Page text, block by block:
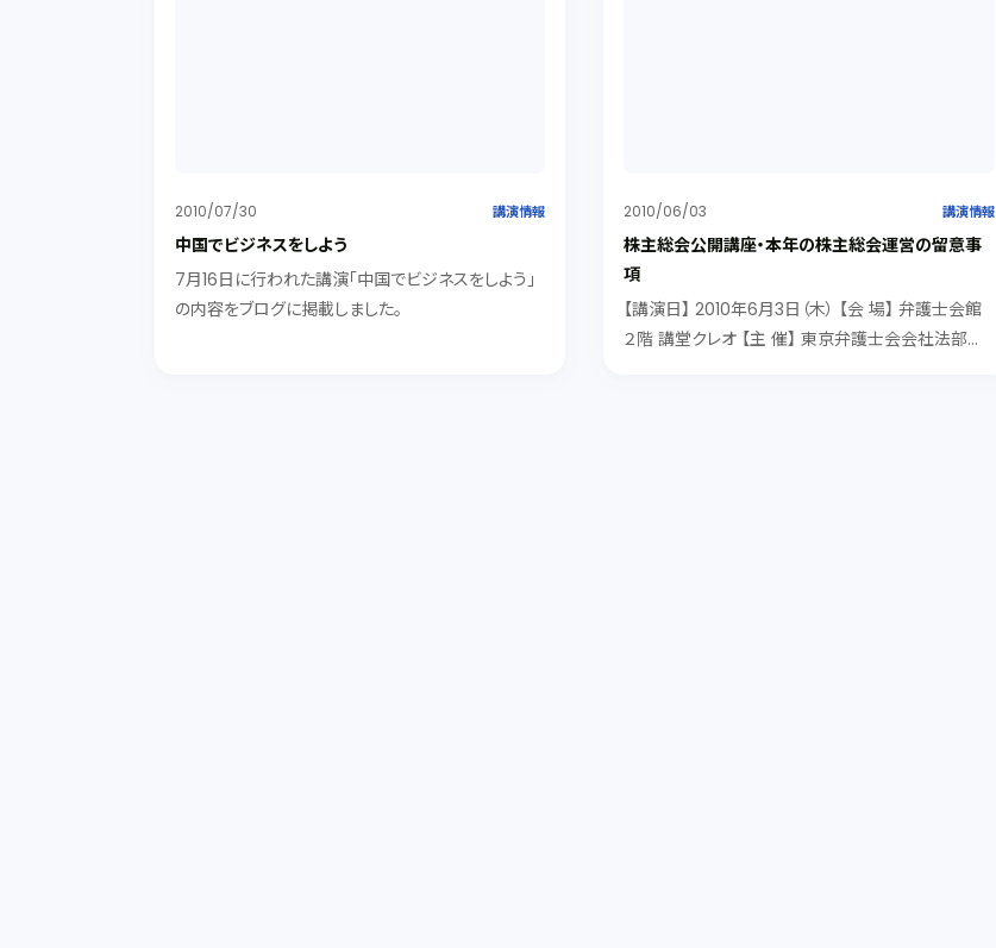
2010/07/30 講演情報
中国でビジネスをしよう
7月16日に行われた講演「中国でビジネスをしよう」
の内容をブログに掲載しました。
2010/06/03 講演情報
株主総会公開講座・本年の株主総会運営の留意事
項
【講演日】 2010年6月3日（木） 【会 場】 弁護士会館
２階 講堂クレオ 【主 催】 東京弁護士会会社法部